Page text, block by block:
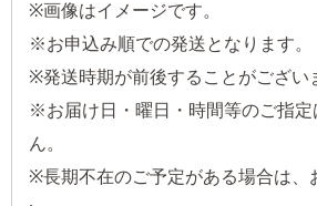
※画像はイメージです。
※お申込み順での発送となります。
※発送時期が前後することがござい
※お届け日・曜日・時間等のご指定
ん。
※長期不在のご予定がある場合は、